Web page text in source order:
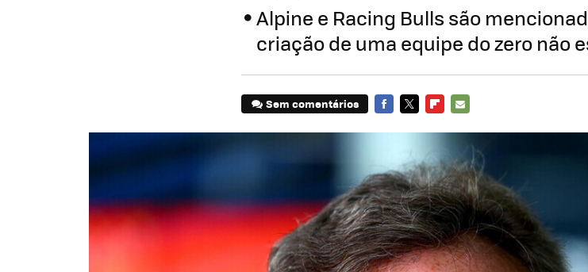
Alpine e Racing Bulls são
criação de uma equipe do zero não
Sem comentários